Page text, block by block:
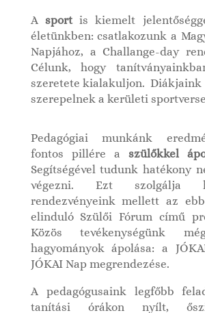
A sport is kiemelt
életünkben: csatlakozunk a
Napjához, a Challange-day
Célunk, hogy
szeretete kialakuljon. Diákjaink
szerepelnek a kerületi
Pedagógiai munkánk
fontos pillére a
szülőkkel
Segítségével tudunk hatékony
végezni. Ezt szolgálja
rendezvényeink mellett az
elinduló Szülői Fórum című
Közös tevékenységünk
hagyományok ápolása: a
JÓKAI Nap megrendezése.
A pedagógusaink legfőbb
tanítási órákon nyílt,